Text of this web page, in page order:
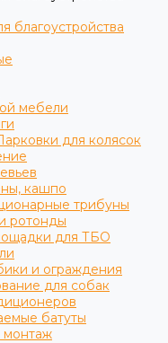
благоустройства
мебели
для колясок
кашпо
трибуны
ротонды
для ТБО
и ограждения
для собак
батуты
монтаж